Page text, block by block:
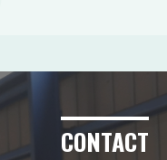
CONTACT